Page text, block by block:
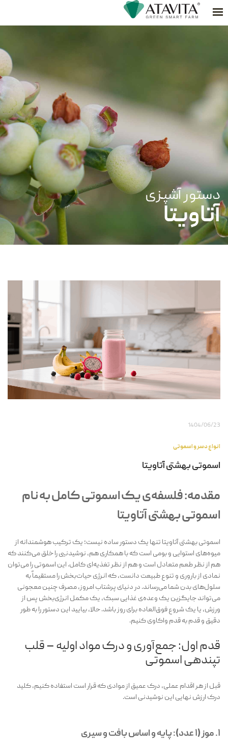
--- محصولات
دستور آشپزی
آتاویتا
1404/06/23
انواع دسر و اسموتی
اسموتی بهشتی آتاویتا
مقدمه: فلسفه‌ی یک اسموتی کامل به نام
اسموتی بهشتی آتاویتا
اسموتی بهشتی آتاویتا تنها یک دستور ساده نیست؛ یک ترکیب هوشمندانه از
میوه‌های استوایی و بومی است که با همکاری هم، نوشیدنیی را خلق می‌کنند که
هم از نظر طعم متعادل است و هم از نظر تغذیه‌ای کامل. این اسموتی را می‌توان
نمادی از باروری و تنوع طبیعت دانست، که انرژی حیات‌بخش را مستقیماً به
سلول‌های بدن شما می‌رساند. در دنیای پرشتاب امروز، مصرف چنین معجونی
می‌تواند جایگزین یک وعده‌ی غذایی سبک، یک مکمل انرژی‌بخش پس از
ورزش، یا یک شروع فوق‌العاده برای روز باشد. حالا، بیایید این دستور را به طور
دقیق و قدم به قدم واکاوی کنیم.
قدم اول: جمع‌آوری و درک مواد اولیه – قلب
تپندهی اسموتی
قبل از هر اقدام عملی، درک عمیق از موادی که قرار است استفاده کنیم، کلید
درک ارزش نهایی این نوشیدنی است.
۱. موز (۱ عدد): پایه و اساس بافت و سیری